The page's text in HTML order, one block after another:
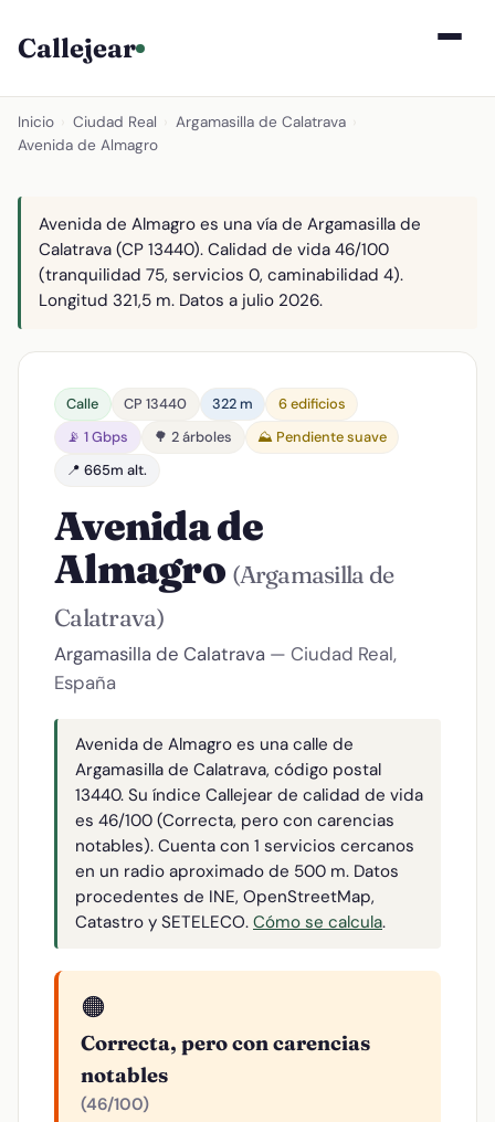
Callejear
Inicio Ciudad Real Argamasilla de Calatrava
Avenida de Almagro
Avenida de Almagro es una vía de Argamasilla de
Calatrava (CP 13440). Calidad de vida 46/100
(tranquilidad 75, servicios 0, caminabilidad 4).
Longitud 321,5 m. Datos a julio 2026.
Calle CP 13440 322 m
6 edificios
📡 1 Gbps
🌳 2 árboles
⛰️ Pendiente suave
📍 665m alt.
Avenida de
Almagro (Argamasilla de
Calatrava)
Argamasilla de Calatrava — Ciudad Real,
España
Avenida de Almagro es una calle de
Argamasilla de Calatrava, código postal
13440. Su índice Callejear de calidad de vida
es 46/100 (Correcta, pero con carencias
notables). Cuenta con 1 servicios cercanos
en un radio aproximado de 500 m. Datos
procedentes de INE, OpenStreetMap,
Catastro y SETELECO. Cómo se calcula.
🟠
Correcta, pero con carencias
notables
(46/100)